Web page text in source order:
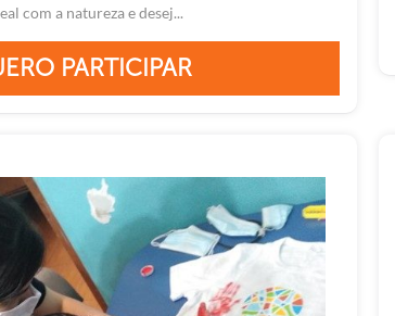
com a natureza e desej...
PARTICIPAR